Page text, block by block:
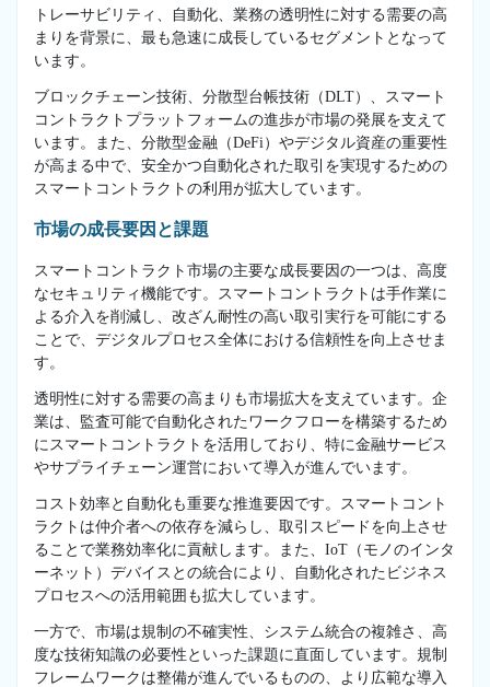
トレーサビリティ、自動化、業務の透明性に対する需要の高
まりを背景に、最も急速に成長しているセグメントとなって
います。
ブロックチェーン技術、分散型台帳技術（DLT）、スマート
コントラクトプラットフォームの進歩が市場の発展を支えて
います。また、分散型金融（DeFi）やデジタル資産の重要性
が高まる中で、安全かつ自動化された取引を実現するための
スマートコントラクトの利用が拡大しています。
市場の成長要因と課題
スマートコントラクト市場の主要な成長要因の一つは、高度
なセキュリティ機能です。スマートコントラクトは手作業に
よる介入を削減し、改ざん耐性の高い取引実行を可能にする
ことで、デジタルプロセス全体における信頼性を向上させま
す。
透明性に対する需要の高まりも市場拡大を支えています。企
業は、監査可能で自動化されたワークフローを構築するため
にスマートコントラクトを活用しており、特に金融サービス
やサプライチェーン運営において導入が進んでいます。
コスト効率と自動化も重要な推進要因です。スマートコント
ラクトは仲介者への依存を減らし、取引スピードを向上させ
ることで業務効率化に貢献します。また、IoT（モノのインタ
ーネット）デバイスとの統合により、自動化されたビジネス
プロセスへの活用範囲も拡大しています。
一方で、市場は規制の不確実性、システム統合の複雑さ、高
度な技術知識の必要性といった課題に直面しています。規制
フレームワークは整備が進んでいるものの、より広範な導入